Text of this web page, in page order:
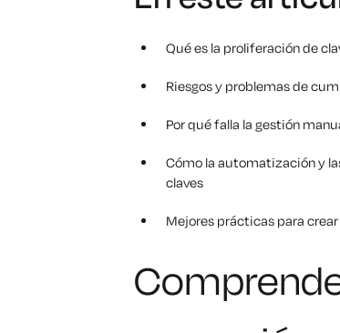
Qué es la proliferación de
Riesgos y problemas de
Por qué falla la gestión
Cómo la automatización y
claves
Mejores prácticas para